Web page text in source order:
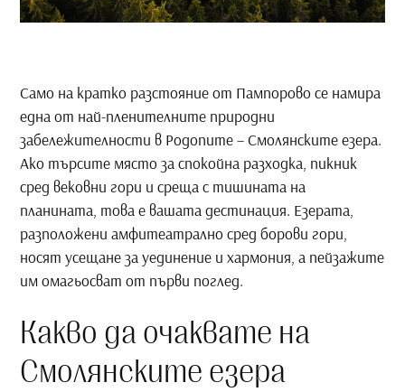
Само на кратко разстояние от Пампорово се намира
една от най-пленителните природни
забележителности в Родопите – Смолянските езера.
Ако търсите място за спокойна разходка, пикник
сред вековни гори и среща с тишината на
планината, това е вашата дестинация. Езерата,
разположени амфитеатрално сред борови гори,
носят усещане за уединение и хармония, а пейзажите
им омагьосват от първи поглед.
Какво да очаквате на
Смолянските езера